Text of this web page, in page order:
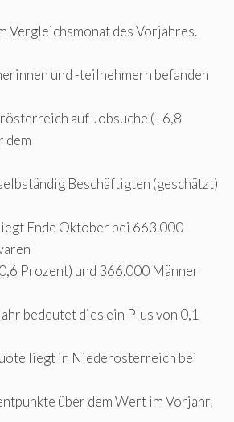
Vergleichsmonat des Vorjahres.
und -teilnehmern befanden
auf Jobsuche (+6,8
dem
Beschäftigten (geschätzt)
Ende Oktober bei 663.000
Prozent) und 366.000 Männer
bedeutet dies ein Plus von 0,1
liegt in Niederösterreich bei
über dem Wert im Vorjahr.